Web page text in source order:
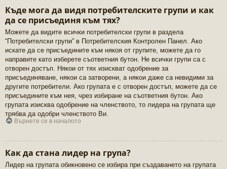
Къде мога да видя потребителските групи и как
да се присъединя към тях?
Можете да видите всички потребителски групи в раздела
“Потребителски групи” в Потребителския Контролен Панел. Ако
искате да се присъедините към някоя от групите, можете да го
направите като изберете съответния бутон. Не всички групи са с
отворен достъп. Някои от тях изискват одобрение за
присъединяване, някои са затворени, а някои даже са невидими за
другите потребители. Ако групата е с отворен достъп, можете да се
присъедините към нея, чрез избиране на съответния бутон. Ако
групата изисква одобрение на членството, то лидера на групата ще
трябва да одобри членството Ви.
Върнете се в началото
Как да стана лидер на група?
Лидер на групата обикновено се избира при създаването на групата